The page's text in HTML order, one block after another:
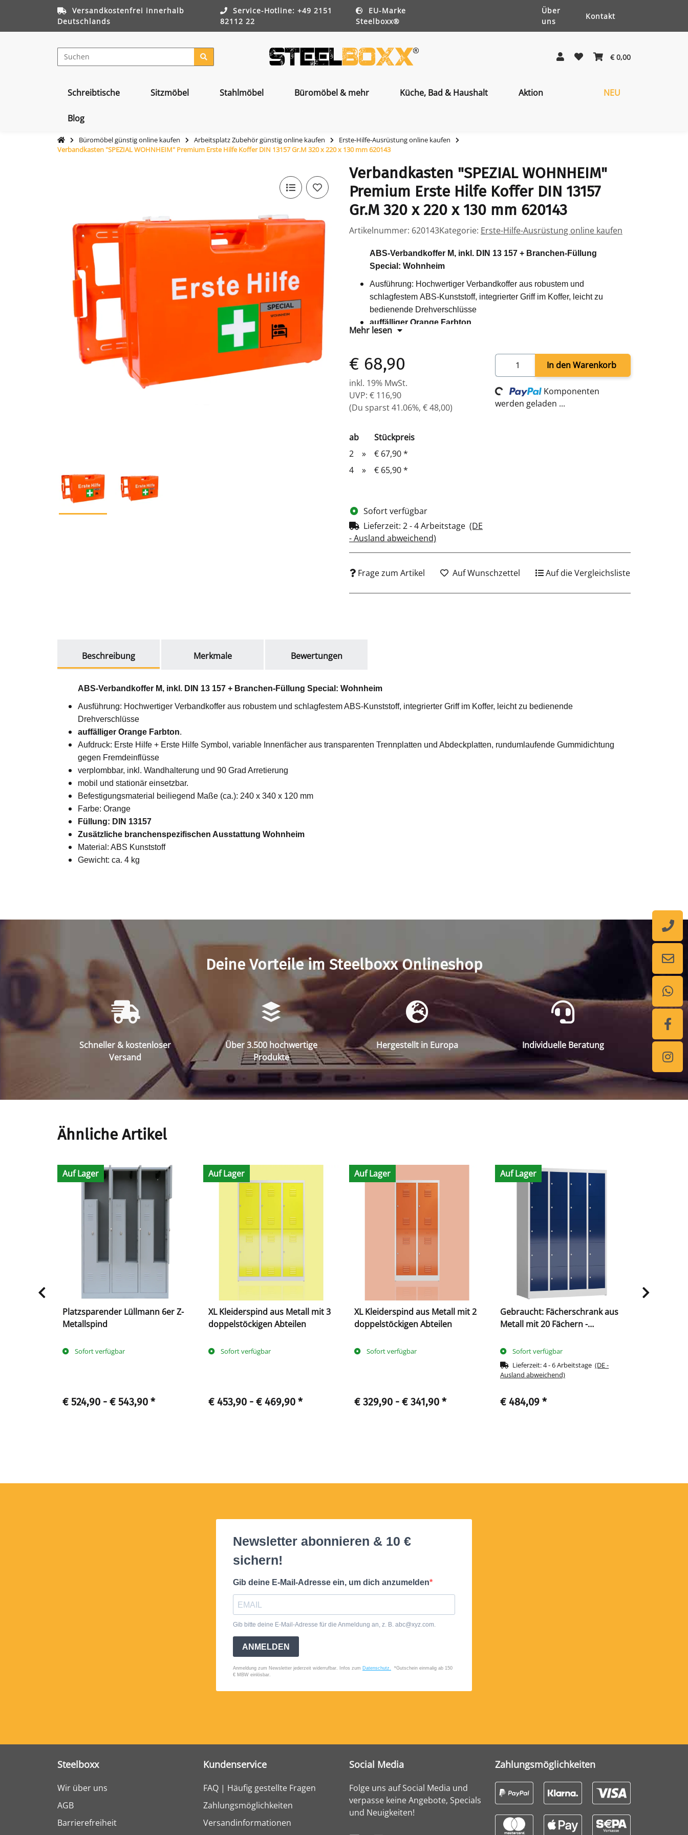
Versandkostenfrei innerhalb
Deutschlands
Service-Hotline: +49 2151
82112 22
EU-Marke
Steelboxx®
Über
uns
Kontakt
€ 0,00
Schreibtische Sitzmöbel Stahlmöbel Büromöbel & mehr Küche, Bad & Haushalt Aktion NEU
Blog
Büromöbel günstig online kaufen Arbeitsplatz Zubehör günstig online kaufen
Erste-Hilfe-Ausrüstung online kaufen
Verbandkasten "SPEZIAL WOHNHEIM" Premium Erste Hilfe Koffer DIN 13157 Gr.M 320 x 220 x 130 mm 620143
Verbandkasten "SPEZIAL WOHNHEIM"
Premium Erste Hilfe Koffer DIN 13157
Gr.M 320 x 220 x 130 mm 620143
Artikelnummer: 620143Kategorie: Erste-Hilfe-Ausrüstung online kaufen
ABS-Verbandkoffer M, inkl. DIN 13 157 + Branchen-Füllung
Special: Wohnheim
Ausführung: Hochwertiger Verbandkoffer aus robustem und
schlagfestem ABS-Kunststoff, integrierter Griff im Koffer, leicht zu
bedienende Drehverschlüsse
auffälliger Orange Farbton
Aufdruck: Erste Hilfe + Erste Hilfe Symbol, variable Innenfächer aus
Gummidichtung gegen Fremdeinflüsse
verplombbar, inkl. Wandhalterung und 90 Grad Arretierung
mobil und stationär einsetzbar.
Befestigungsmaterial beiliegend Maße (ca.): 240 x 340 x 120 mm
Farbe: Orange
Zusätzliche branchenspezifischen Ausstattung Wohnheim
Material: ABS Kunststoff
Mehr lesen
€ 68,90
inkl. 19% MwSt.
UVP: € 116,90
(Du sparst41.06%, € 48,00)
ab
Stückpreis
2
» € 67,90*
4
» € 65,90*
Sofort verfügbar
Lieferzeit: 2 - 4 Arbeitstage (DE
- Ausland abweichend)
In den Warenkorb
Loading...
Komponenten
werden geladen ...
Frage zum Artikel Auf Wunschzettel Auf die Vergleichsliste
Beschreibung
Merkmale Bewertungen
ABS-Verbandkoffer M, inkl. DIN 13 157 + Branchen-Füllung Special: Wohnheim
Ausführung: Hochwertiger Verbandkoffer aus robustem und schlagfestem ABS-Kunststoff, integrierter Griff im Koffer, leicht zu bedienende
Drehverschlüsse
auffälliger Orange Farbton.
Aufdruck: Erste Hilfe + Erste Hilfe Symbol, variable Innenfächer aus transparenten Trennplatten und Abdeckplatten, rundumlaufende Gummidichtung
gegen Fremdeinflüsse
verplombbar, inkl. Wandhalterung und 90 Grad Arretierung
mobil und stationär einsetzbar.
Befestigungsmaterial beiliegend Maße (ca.): 240 x 340 x 120 mm
Farbe: Orange
Füllung: DIN 13157
Zusätzliche branchenspezifischen Ausstattung Wohnheim
Material: ABS Kunststoff
Gewicht: ca. 4 kg
Deine Vorteile im Steelboxx Onlineshop
Schneller & kostenloser
Versand
Über 3.500 hochwertige
Produkte
Hergestellt in Europa Individuelle Beratung
Ähnliche Artikel
Auf Lager
Platzsparender Lüllmann 6er Z-
Metallspind
Sofort verfügbar
€ 524,90 - € 543,90 *
Auf Lager
XL Kleiderspind aus Metall mit 3
doppelstöckigen Abteilen
Sofort verfügbar
€ 453,90 - € 469,90 *
Auf Lager
XL Kleiderspind aus Metall mit 2
doppelstöckigen Abteilen
Sofort verfügbar
€ 329,90 - € 341,90 *
Auf Lager
Gebraucht: Fächerschrank aus
Metall mit 20 Fächern -
Sofort verfügbar
Lieferzeit:4 - 6 Arbeitstage(DE -
Ausland abweichend)
€ 484,09 *
Steelboxx
Wir über uns
AGB
Barrierefreiheit
Kundenservice
FAQ | Häufig gestellte Fragen
Zahlungsmöglichkeiten
Versandinformationen
Social Media
Folge uns auf Social Media und
verpasse keine Angebote, Specials
und Neuigkeiten!
Zahlungsmöglichkeiten